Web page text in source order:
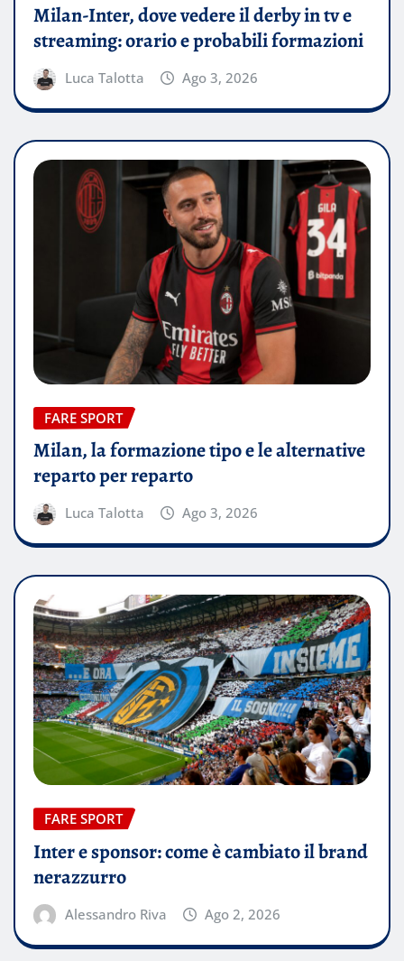
Milan-Inter, dove vedere il derby in tv e
streaming: orario e probabili formazioni
Luca Talotta Ago 3, 2026
FARE SPORT
Milan, la formazione tipo e le alternative
reparto per reparto
Luca Talotta Ago 3, 2026
FARE SPORT
Inter e sponsor: come è cambiato il brand
nerazzurro
Alessandro Riva Ago 2, 2026